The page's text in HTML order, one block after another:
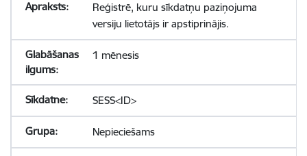
Reģistrē, kuru sīkdatņu paziņojuma
versiju lietotājs ir apstiprinājis.
1 mēnesis
SESS<ID>
Nepieciešams